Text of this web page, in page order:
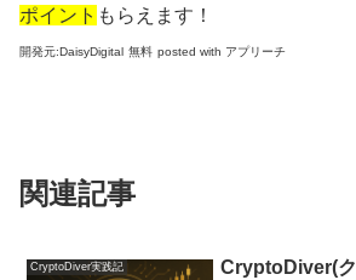
ポイント もらえます！
開発元:DaisyDigital 無料 posted with アプリーチ
関連記事
CryptoDiver実践記
CryptoDiver(